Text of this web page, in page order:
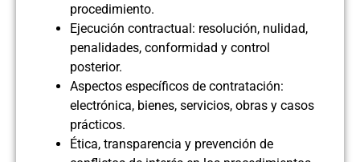
procedimiento.
Ejecución contractual: resolución, nulidad,
penalidades, conformidad y control
posterior.
Aspectos específicos de contratación:
electrónica, bienes, servicios, obras y casos
prácticos.
Ética, transparencia y prevención de